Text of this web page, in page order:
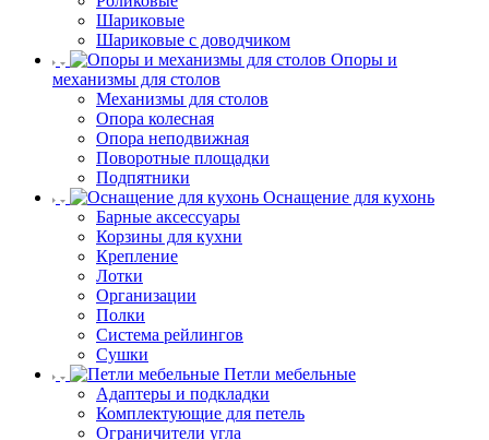
Шариковые
Шариковые с доводчиком
Опоры и
механизмы для столов
Механизмы для столов
Опора колесная
Опора неподвижная
Поворотные площадки
Подпятники
Оснащение для кухонь
Барные аксессуары
Корзины для кухни
Крепление
Лотки
Организации
Полки
Система рейлингов
Сушки
Петли мебельные
Адаптеры и подкладки
Комплектующие для петель
Ограничители угла